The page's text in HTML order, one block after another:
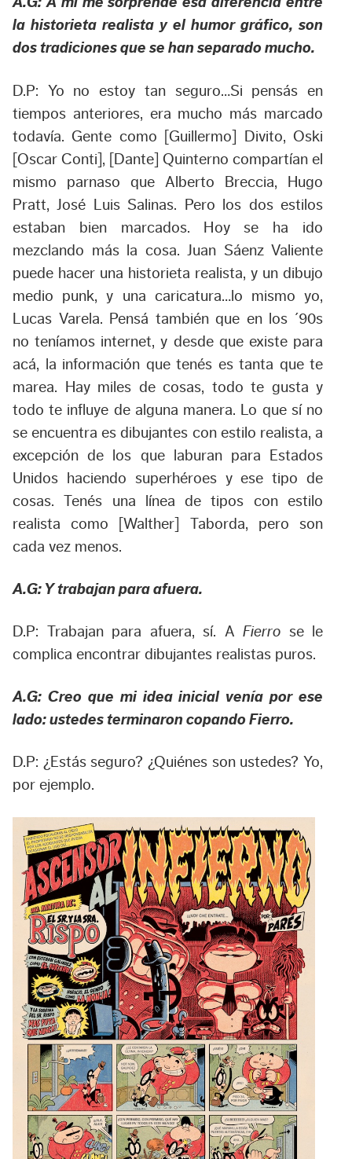
la historieta realista y el humor gráfico, son
dos tradiciones que se han separado mucho.
D.P: Yo no estoy tan seguro…Si pensás en
tiempos anteriores, era mucho más marcado
todavía. Gente como [Guillermo] Divito, Oski
[Oscar Conti], [Dante] Quinterno compartían el
mismo parnaso que Alberto Breccia, Hugo
Pratt, José Luis Salinas. Pero los dos estilos
estaban bien marcados. Hoy se ha ido
mezclando más la cosa. Juan Sáenz Valiente
puede hacer una historieta realista, y un dibujo
medio punk, y una caricatura…lo mismo yo,
Lucas Varela. Pensá también que en los ´90s
no teníamos internet, y desde que existe para
acá, la información que tenés es tanta que te
marea. Hay miles de cosas, todo te gusta y
todo te influye de alguna manera. Lo que sí no
se encuentra es dibujantes con estilo realista, a
excepción de los que laburan para Estados
Unidos haciendo superhéroes y ese tipo de
cosas. Tenés una línea de tipos con estilo
realista como [Walther] Taborda, pero son
cada vez menos.
A.G: Y trabajan para afuera.
D.P: Trabajan para afuera, sí. A Fierro se le
complica encontrar dibujantes realistas puros.
A.G: Creo que mi idea inicial venía por ese
lado: ustedes terminaron copando Fierro.
D.P: ¿Estás seguro? ¿Quiénes son ustedes? Yo,
por ejemplo.